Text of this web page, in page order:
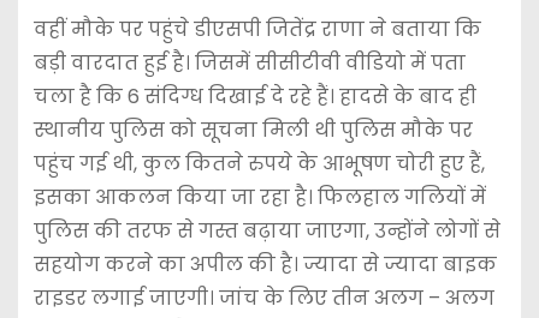
वहीं मौके पर पहुंचे डीएसपी जितेंद्र राणा ने बताया कि
बड़ी वारदात हुई है। जिसमें सीसीटीवी वीडियो में पता
चला है कि 6 संदिग्ध दिखाई दे रहे हैं। हादसे के बाद ही
स्थानीय पुलिस को सूचना मिली थी पुलिस मौके पर
पहुंच गई थी, कुल कितने रुपये के आभूषण चोरी हुए हैं,
इसका आकलन किया जा रहा है। फिलहाल गलियों में
पुलिस की तरफ से गस्त बढ़ाया जाएगा, उन्होंने लोगों से
सहयोग करने का अपील की है। ज्यादा से ज्यादा बाइक
राइडर लगाई जाएगी। जांच के लिए तीन अलग – अलग